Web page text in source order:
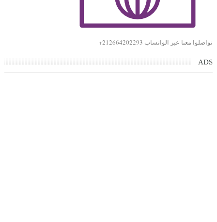
تواصلوا معنا عبر الواتساب 212664202293+
ADS